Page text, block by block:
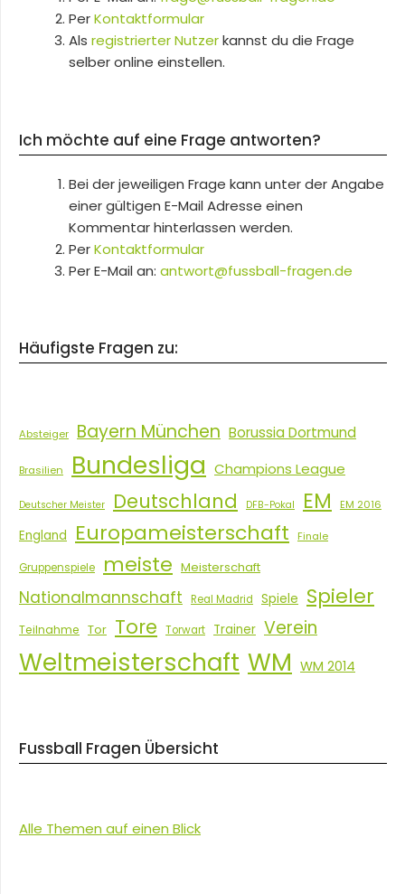
PerKontaktformular
Als registrierter Nutzerkannst du die Frage
selber online einstellen.
Ich möchte auf eine Frage antworten?
Bei der jeweiligen Frage kann unter der Angabe
einer gültigen E-Mail Adresse einen
Kommentar hinterlassen werden.
PerKontaktformular
Per E-Mail an: antwort@fussball-fragen.de
Häufigste Fragen zu:
Absteiger Bayern München Borussia Dortmund
Brasilien Bundesliga Champions League
Deutscher Meister Deutschland DFB-Pokal EM EM 2016
England Europameisterschaft Finale
Gruppenspiele meiste Meisterschaft
Nationalmannschaft Real Madrid Spiele Spieler
Teilnahme Tor Tore Torwart Trainer Verein
Weltmeisterschaft WM WM 2014
Fussball Fragen Übersicht
Alle Themen auf einen Blick